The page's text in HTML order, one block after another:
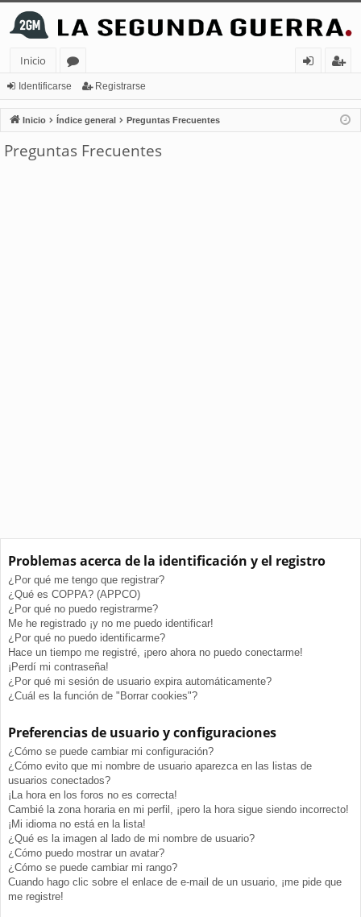
Inicio
or
os
nt
ifi
ist
ra
Identificarse Registrarse
Inicio Índice general Preguntas Frecuentes
Preguntas Frecuentes
Problemas acerca de la identificación y el registro
¿Por qué me tengo que registrar?
¿Qué es COPPA? (APPCO)
¿Por qué no puedo registrarme?
Me he registrado ¡y no me puedo identificar!
¿Por qué no puedo identificarme?
Hace un tiempo me registré, ¡pero ahora no puedo conectarme!
¡Perdí mi contraseña!
¿Por qué mi sesión de usuario expira automáticamente?
¿Cuál es la función de "Borrar cookies"?
Preferencias de usuario y configuraciones
¿Cómo se puede cambiar mi configuración?
¿Cómo evito que mi nombre de usuario aparezca en las listas de
usuarios conectados?
¡La hora en los foros no es correcta!
Cambié la zona horaria en mi perfil, ¡pero la hora sigue siendo incorrecto!
¡Mi idioma no está en la lista!
¿Qué es la imagen al lado de mi nombre de usuario?
¿Cómo puedo mostrar un avatar?
¿Cómo se puede cambiar mi rango?
Cuando hago clic sobre el enlace de e-mail de un usuario, ¡me pide que
me registre!